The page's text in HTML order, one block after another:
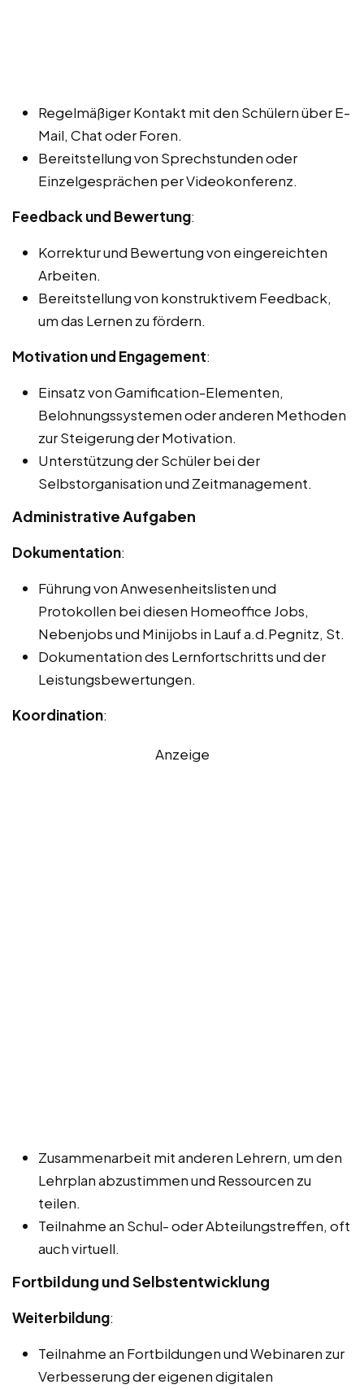
Regelmäßiger Kontakt mit den Schülern über E-
Mail, Chat oder Foren.
Bereitstellung von Sprechstunden oder
Einzelgesprächen per Videokonferenz.
Feedback und Bewertung:
Korrektur und Bewertung von eingereichten
Arbeiten.
Bereitstellung von konstruktivem Feedback,
um das Lernen zu fördern.
Motivation und Engagement:
Einsatz von Gamification-Elementen,
Belohnungssystemen oder anderen Methoden
zur Steigerung der Motivation.
Unterstützung der Schüler bei der
Selbstorganisation und Zeitmanagement.
Administrative Aufgaben
Dokumentation:
Führung von Anwesenheitslisten und
Protokollen bei diesen Homeoffice Jobs,
Nebenjobs und Minijobs in Lauf a.d.Pegnitz, St.
Dokumentation des Lernfortschritts und der
Leistungsbewertungen.
Koordination:
Anzeige
Zusammenarbeit mit anderen Lehrern, um den
Lehrplan abzustimmen und Ressourcen zu
teilen.
Teilnahme an Schul- oder Abteilungstreffen, oft
auch virtuell.
Fortbildung und Selbstentwicklung
Weiterbildung:
Teilnahme an Fortbildungen und Webinaren zur
Verbesserung der eigenen digitalen